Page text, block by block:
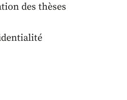
des thèses